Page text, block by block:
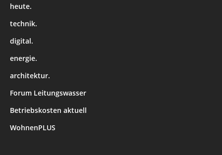
heute.
technik.
digital.
energie.
architektur.
Forum Leitungswasser
Betriebskosten aktuell
WohnenPLUS